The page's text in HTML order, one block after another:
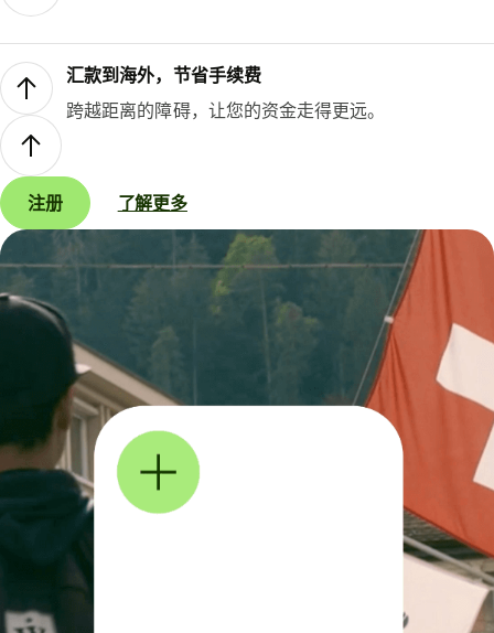
汇款到海外，节省手续费
跨越距离的障碍，让您的资金走得更远。
注册 了解更多